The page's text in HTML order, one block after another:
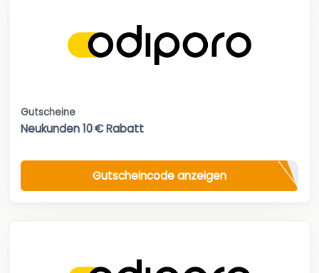
Gutscheine
Neukunden 10 € Rabatt
Gutscheincode anzeigen